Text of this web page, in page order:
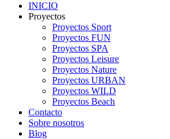
INICIO
Proyectos
Proyectos Sport
Proyectos FUN
Proyectos SPA
Proyectos Leisure
Proyectos Nature
Proyectos URBAN
Proyectos WILD
Proyectos Beach
Contacto
Sobre nosotros
Blog